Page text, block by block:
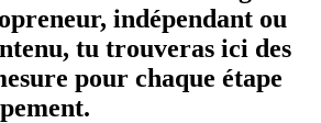
indépendant ou
tu trouveras ici des
pour chaque étape